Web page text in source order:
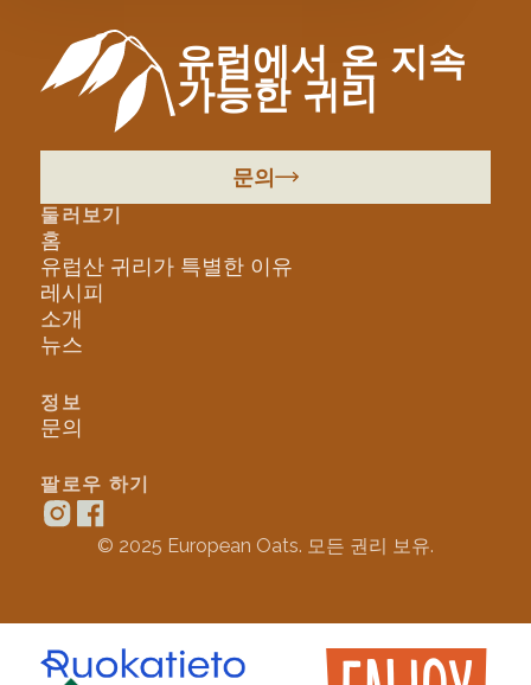
유럽에서 온 지속
가능한 귀리
문의
둘러보기
홈
유럽산 귀리가 특별한 이유
레시피
소개
뉴스
정보
문의
팔로우 하기
© 2025 European Oats. 모든 권리 보유.